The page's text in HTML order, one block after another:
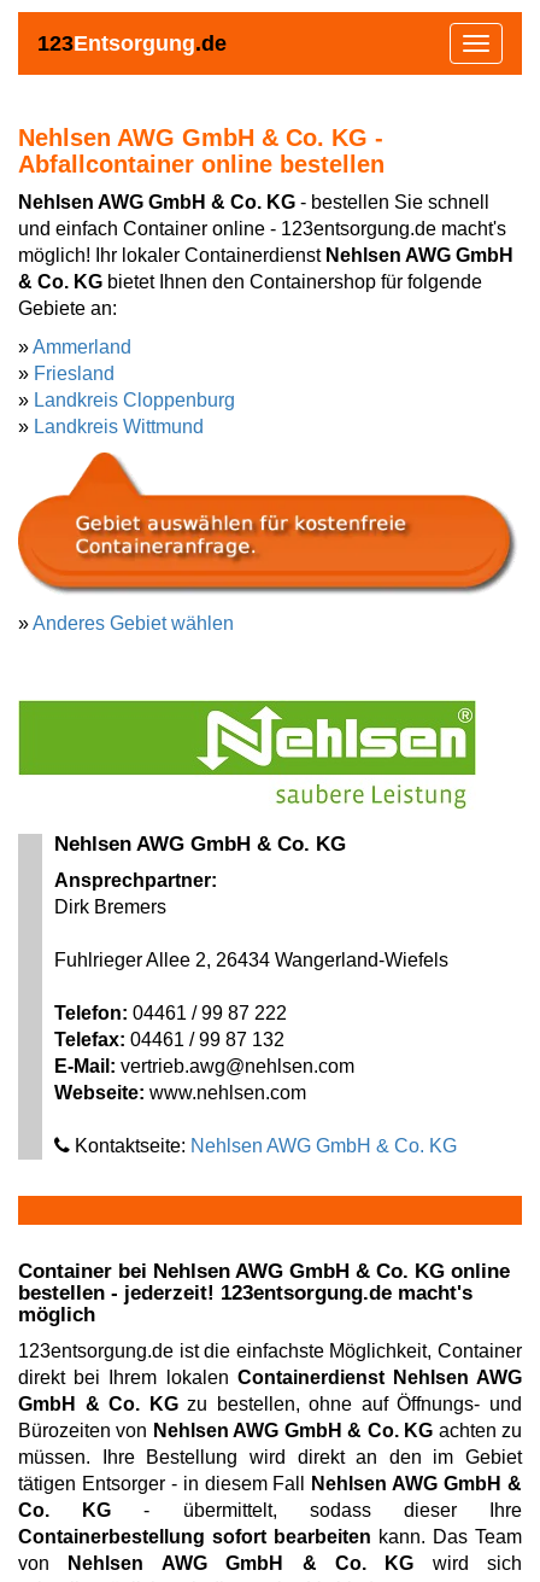
123Entsorgung.de
Toggle
Nehlsen AWG GmbH & Co. KG -
Abfallcontainer online bestellen
Nehlsen AWG GmbH & Co. KG - bestellen Sie schnell
und einfach Container online - 123entsorgung.de macht's
möglich! Ihr lokaler Containerdienst Nehlsen AWG GmbH
& Co. KG bietet Ihnen den Containershop für folgende
Gebiete an:
»Ammerland
» Friesland
» Landkreis Cloppenburg
» Landkreis Wittmund
»Anderes Gebiet wählen
Nehlsen AWG GmbH & Co. KG
Ansprechpartner:
Dirk Bremers
Fuhlrieger Allee 2, 26434 Wangerland-Wiefels
Telefon: 04461 / 99 87 222
Telefax: 04461 / 99 87 132
E-Mail: vertrieb.awg@nehlsen.com
Webseite: www.nehlsen.com
Kontaktseite: Nehlsen AWG GmbH & Co. KG
Container bei Nehlsen AWG GmbH & Co. KG online
bestellen - jederzeit! 123entsorgung.de macht's
möglich
123entsorgung.de ist die einfachste Möglichkeit, Container
direkt bei Ihrem lokalen Containerdienst Nehlsen AWG
GmbH & Co. KGzu bestellen, ohne auf Öffnungs- und
Bürozeiten von Nehlsen AWG GmbH & Co. KG achten zu
müssen. Ihre Bestellung wird direkt an den im Gebiet
tätigen Entsorger - in diesem Fall
Nehlsen AWG GmbH &
Co. KG - übermittelt, sodass dieser Ihre
Containerbestellung sofort bearbeiten kann. Das Team
von
Nehlsen AWG GmbH & Co. KG wird sich